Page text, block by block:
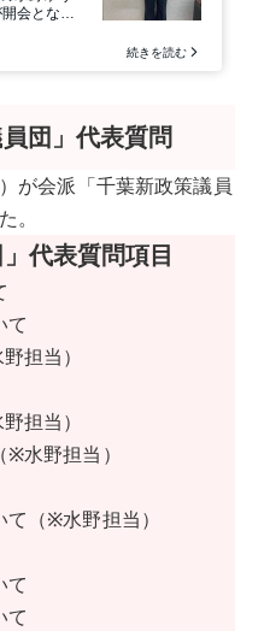
団」代表質問
が会派「千葉新政策議員
。
代表質問項目
て
担当）
担当）
水野担当）
（※水野担当）
て
て